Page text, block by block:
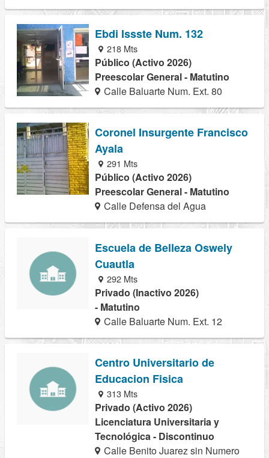
Ebdi Issste Num. 132
218 Mts
Público (Activo 2026)
Preescolar General - Matutino
Calle Baluarte Num. Ext. 80
Coronel Insurgente Francisco
Ayala
291 Mts
Público (Activo 2026)
Preescolar General - Matutino
Calle Defensa del Agua
Escuela de Belleza Oswely
Cuautla
292 Mts
Privado (Inactivo 2026)
- Matutino
Calle Baluarte Num. Ext. 12
Centro Universitario de
Educacion Fisica
313 Mts
Privado (Activo 2026)
Licenciatura Universitaria y
Tecnológica - Discontinuo
Calle Benito Juarez sin Numero